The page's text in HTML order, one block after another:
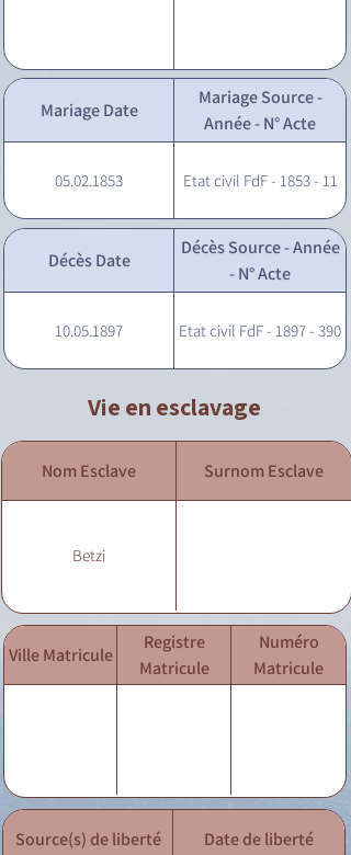
Mariage Date
Mariage Source -
Année - N° Acte
05.02.1853 Etat civil FdF - 1853 - 11
Décès Date
Décès Source - Année
- N° Acte
10.05.1897 Etat civil FdF - 1897 - 390
Vie en esclavage
Nom Esclave Surnom Esclave
Betzi
Ville Matricule
Registre
Matricule
Numéro
Matricule
Source(s) de liberté Date de liberté